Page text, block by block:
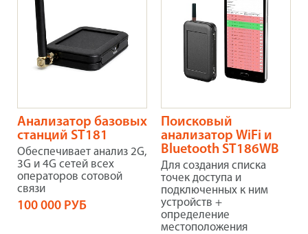
Анализатор базовых
станций ST181
Обеспечивает анализ 2G,
3G и 4G сетей всех
операторов сотовой
связи
100 000 РУБ
Поисковый
анализатор WiFi и
Bluetooth ST186WB
Для создания списка
точек доступа и
подключенных к ним
устройств +
определение
местоположения